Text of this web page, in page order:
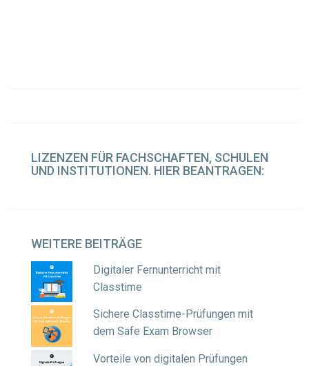
LIZENZEN FÜR FACHSCHAFTEN, SCHULEN
UND INSTITUTIONEN. HIER BEANTRAGEN:
WEITERE BEITRÄGE
Digitaler Fernunterricht mit
Classtime
Sichere Classtime-Prüfungen mit
dem Safe Exam Browser
Vorteile von digitalen Prüfungen